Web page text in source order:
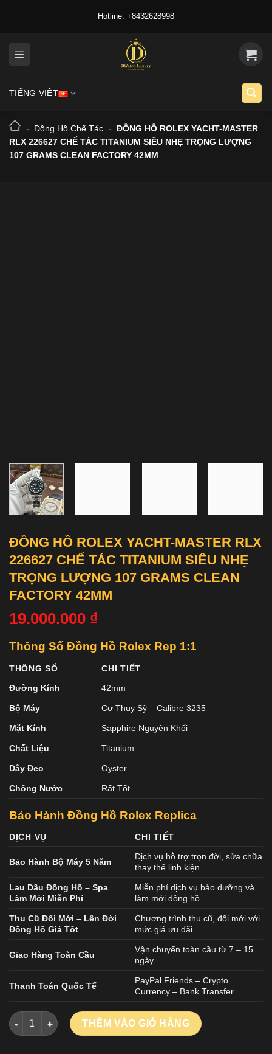
Hotline: +8432628998
TIẾNG VIỆT
- Đồng Hồ Chế Tác - ĐỒNG HỒ ROLEX YACHT-MASTER
RLX 226627 CHẾ TÁC TITANIUM SIÊU NHẸ TRỌNG LƯỢNG
107 GRAMS CLEAN FACTORY 42MM
ĐỒNG HỒ ROLEX YACHT-MASTER RLX
226627 CHẾ TÁC TITANIUM SIÊU NHẸ
TRỌNG LƯỢNG 107 GRAMS CLEAN
FACTORY 42MM
19.000.000 ₫
Thông Số Đồng Hồ Rolex Rep 1:1
THÔNG SỐ
CHI TIẾT
Đường Kính
42mm
Bộ Máy Cơ Thuỵ Sỹ – Calibre 3235
Mặt Kính Sapphire Nguyên Khối
Chất Liệu Titanium
Dây Đeo Oyster
Chống Nước Rất Tốt
Bảo Hành Đồng Hồ Rolex Replica
DỊCH VỤ CHI TIẾT
Bảo Hành Bộ Máy 5 Năm
Dịch vụ hỗ trợ trọn đời, sửa chữa
thay thế linh kiện
Lau Dầu Đồng Hồ – Spa
Làm Mới Miễn Phí
Miễn phí dịch vụ bảo dưỡng và
làm mới đồng hồ
Thu Cũ Đổi Mới – Lên Đời
Đồng Hồ Giá Tốt
Chương trình thu cũ, đổi mới với
mức giá ưu đãi
Giao Hàng Toàn Cầu
Vận chuyển toàn cầu từ 7 – 15
ngày
Thanh Toán Quốc Tế
PayPal Friends – Crypto
Currency – Bank Transfer
ĐỒNG HỒ ROLEX YACHT-MASTER RLX 226627 CHẾ TÁC
THÊM VÀO GIỎ HÀNG